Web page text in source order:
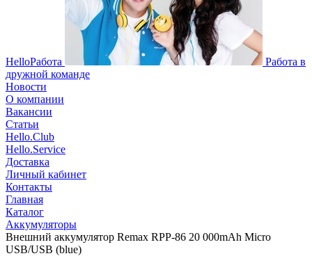
HelloРабота
Работа в
дружной команде
Новости
О компании
Вакансии
Статьи
Hello.Club
Hello.Service
Доставка
Личный кабинет
Контакты
Главная
Каталог
Аккумуляторы
Внешний аккумулятор Remax RPP-86 20 000mAh Micro
USB/USB (blue)